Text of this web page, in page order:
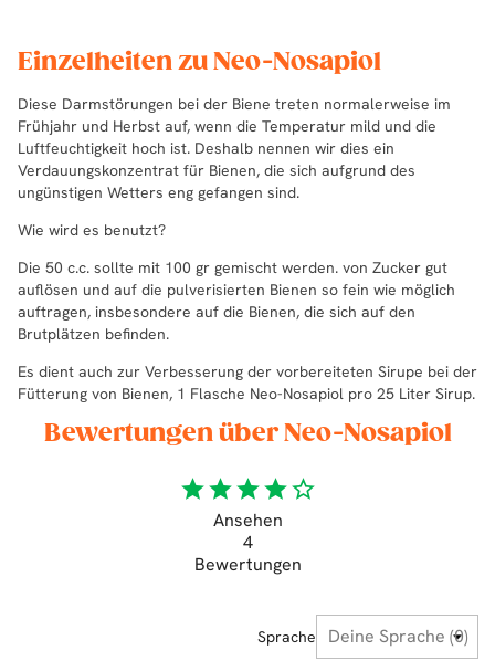
Einzelheiten zu Neo-Nosapiol
Diese Darmstörungen bei der Biene treten normalerweise im
Frühjahr und Herbst auf, wenn die Temperatur mild und die
Luftfeuchtigkeit hoch ist. Deshalb nennen wir dies ein
Verdauungskonzentrat für Bienen, die sich aufgrund des
ungünstigen Wetters eng gefangen sind.
Wie wird es benutzt?
Die 50 c.c. sollte mit 100 gr gemischt werden. von Zucker gut
auflösen und auf die pulverisierten Bienen so fein wie möglich
auftragen, insbesondere auf die Bienen, die sich auf den
Brutplätzen befinden.
Es dient auch zur Verbesserung der vorbereiteten Sirupe bei der
Fütterung von Bienen, 1 Flasche Neo-Nosapiol pro 25 Liter Sirup.
Bewertungen über Neo-Nosapiol
starstarstarstarstar_border
Ansehen
4
Bewertungen
Sprache